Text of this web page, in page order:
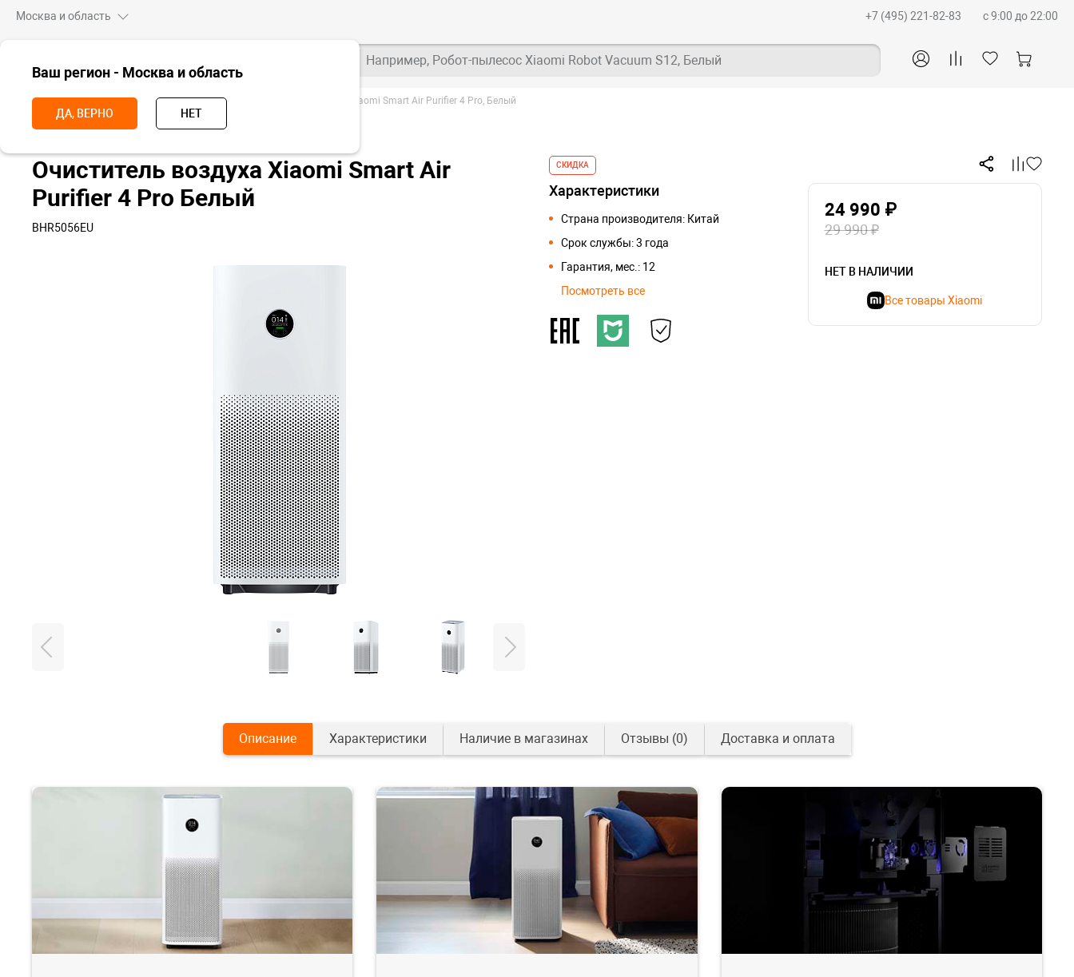
Москва и область
Ваш регион - Москва и область
ДА, ВЕРНО НЕТ
+7 (495) 221-82-83 c 9:00 до 22:00
Например, Робот-пылесос Xiaomi Robot Vacuum S12, Белый
Главная Для дома Очистители воздуха Очиститель воздуха Xiaomi Smart Air Purifier 4 Pro, Белый
Очиститель воздуха Xiaomi Smart Air
Purifier 4 Pro Белый
BHR5056EU
СКИДКА
Характеристики
Страна производителя: Китай
Срок службы: 3 года
Гарантия, мес.: 12
Посмотреть все
24 990 ₽
29 990 ₽
НЕТ В НАЛИЧИИ
Все товары Xiaomi
Описание Характеристики Наличие в магазинах Отзывы (0) Доставка и оплата